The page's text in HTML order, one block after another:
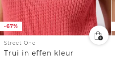
-67%
Street One
Trui in effen kleur